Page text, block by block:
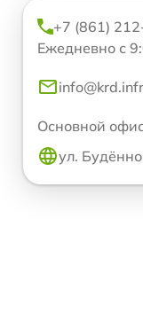
+7 (861)
Ежедневно с
Основной
ул.